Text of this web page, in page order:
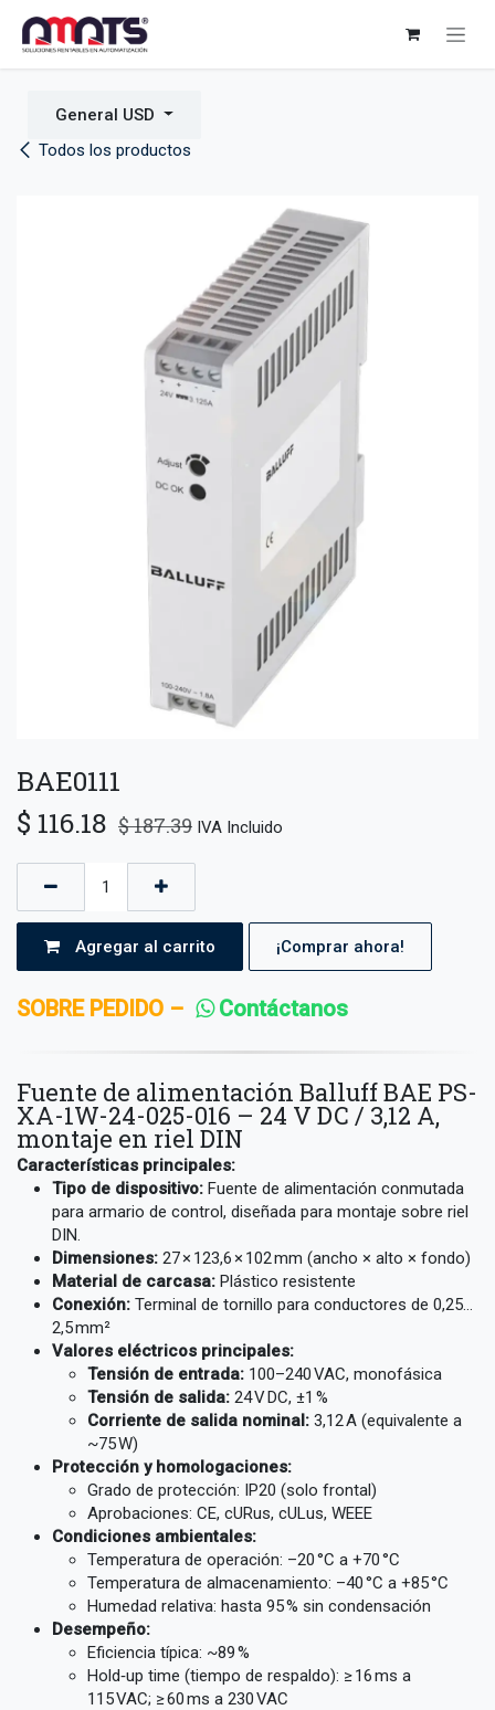
Todos los productos
General USD
BAE0111
$ 116.18 $187.39 IVA Incluido
Agregar al carrito ¡Comprar ahora!
SOBRE PEDIDO – Contáctanos
Fuente de alimentación Balluff BAE PS-
XA-1W-24-025-016 – 24 V DC / 3,12 A,
montaje en riel DIN
Características principales:
Tipo de dispositivo: Fuente de alimentación conmutada
para armario de control, diseñada para montaje sobre riel
DIN.
Dimensiones: 27 × 123,6 × 102 mm (ancho × alto × fondo)
Material de carcasa: Plástico resistente
Conexión: Terminal de tornillo para conductores de 0,25…
2,5 mm²
Valores eléctricos principales:
Tensión de entrada: 100–240 VAC, monofásica
Tensión de salida: 24 V DC, ±1 %
Corriente de salida nominal: 3,12 A (equivalente a
~75 W)
Protección y homologaciones:
Grado de protección: IP20 (solo frontal)
Aprobaciones: CE, cURus, cULus, WEEE
Condiciones ambientales:
Temperatura de operación: –20 °C a +70 °C
Temperatura de almacenamiento: –40 °C a +85 °C
Humedad relativa: hasta 95 % sin condensación
Desempeño:
Eficiencia típica: ~89 %
Hold‑up time (tiempo de respaldo): ≥ 16 ms a
115 VAC; ≥ 60 ms a 230 VAC